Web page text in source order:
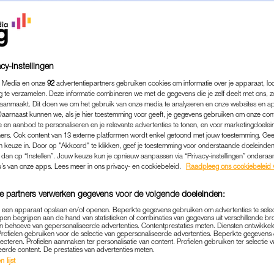
WORDT OOK
GENOEMD (EN WIJ
WAAROM)
21-01-2026 | WIEKE VEENBOER
instellingen
en onze 92 advertentiepartners gebruiken cookies om informatie over je apparaat,
te verzamelen. Deze informatie combineren we met de gegevens die je zelf deelt met ons,
Dit doen we om het gebruik van onze media te analyseren en onze websites en
kunnen we, als je hier toestemming voor geeft, je gegevens gebruiken om onze
en aanbod te personaliseren en je relevante advertenties te tonen, en voor
Ook content van 13 externe platformen wordt enkel getoond met jouw toestemming.
keuze in. Door op "Akkoord" te klikken, geef je toestemming voor onderstaande
op “Instellen”. Jouw keuze kun je opnieuw aanpassen via “Privacy-instellingen”
van onze apps. Lees meer in ons privacy- en cookiebeleid.
Raadpleeg ons cookiebeleid
partners verwerken gegevens voor de volgende doeleinden:
apparaat opslaan en/of openen. Beperkte gegevens gebruiken om advertenties te
begrijpen aan de hand van statistieken of combinaties van gegevens uit verschillende
behoeve van gepersonaliseerde advertenties. Contentprestaties meten. Diensten
gebruiken voor de selectie van gepersonaliseerde advertenties. Beperkte
Profielen aanmaken ter personalisatie van content. Profielen gebruiken ter selectie
content. De prestaties van advertenties meten.
lijst